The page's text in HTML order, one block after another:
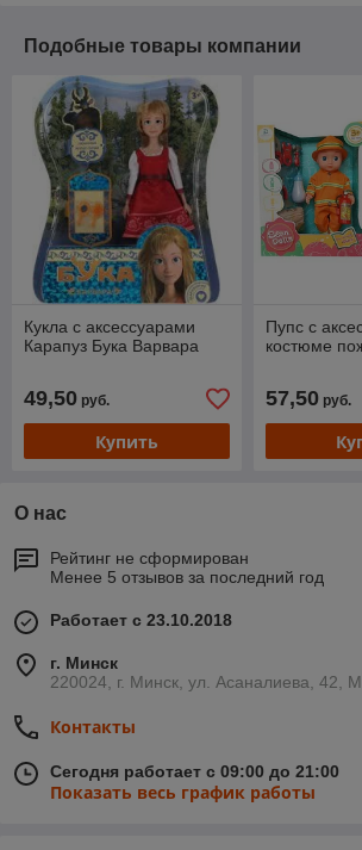
Подобные товары компании
Кукла с аксессуарами
Карапуз Бука Варвара
49,50 руб.
Купить
Пупс с
костюме
57,50руб.
О нас
Рейтинг не сформирован
Менее 5 отзывов за последний год
Работает с 23.10.2018
г. Минск
220024, г. Минск, ул. Асаналиева, 42,
Контакты
Сегодня работает с 09:00 до 21:00
Показать весь график работы